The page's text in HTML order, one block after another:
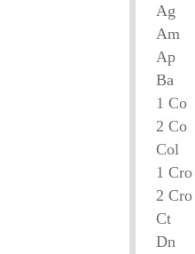
1
2
1
2
Ct